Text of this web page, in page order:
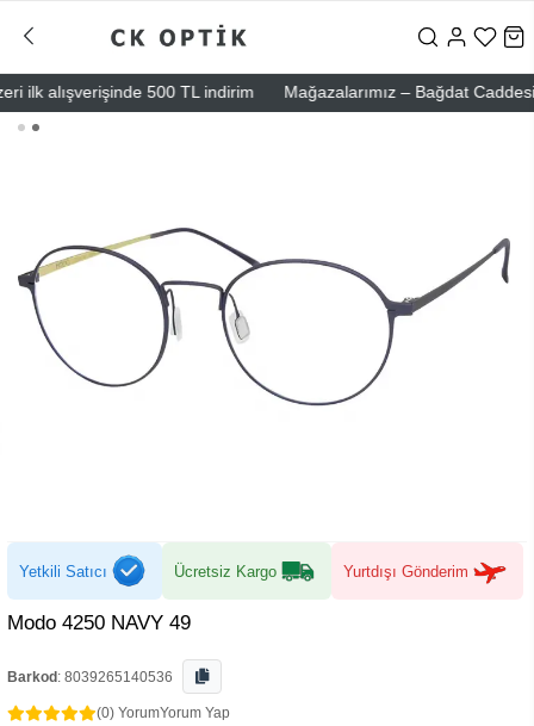
alışverişinde 500 TL indirim Mağazalarımız – Bağdat Caddesi
Yetkili Satıcı Ücretsiz Kargo Yurtdışı Gönderim
Modo 4250 NAVY 49
Barkod : 8039265140536
(0) YorumYorum Yap